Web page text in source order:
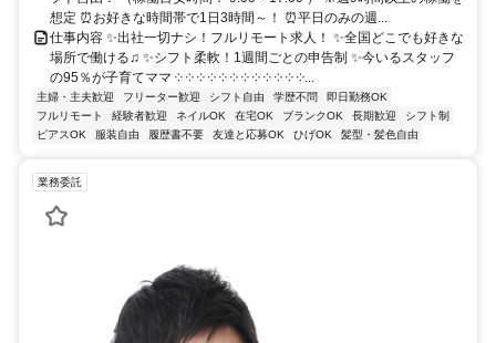
想定 ⏰お好きな時間帯で1日3時間～！ ⏰平日のみの週...
仕事内容 ✨出社一切ナシ！フルリモート求人！ ✨全国どこでも好きな
場所で働ける♫ ✨シフト柔軟！1週間ごとの申告制 ✨今いるスタッフ
の95％が子育てママ ༶ ༶ ༶ ༶ ༶ ༶ ༶ ༶ ༶ ༶ ༶ ༶...
主婦・主夫歓迎 フリーター歓迎 シフト自由 学歴不問
即日勤務OK
フルリモート
経験者歓迎 ネイルOK 在宅OK ブランクOK 長期歓迎
シフト制
ピアスOK
服装自由 履歴書不要 友達と応募OK ひげOK 髪型・髪色自由
業務委託